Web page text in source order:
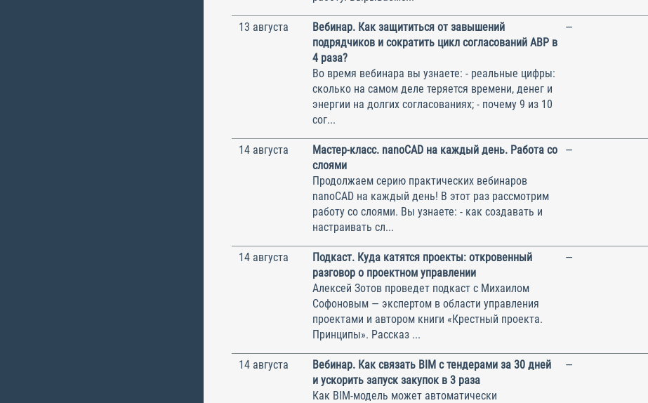
13 августа
Вебинар. Как защититься от завышений
подрядчиков и сократить цикл согласований АВР в
4 раза?
Во время вебинара вы узнаете: - реальные цифры:
сколько на самом деле теряется времени, денег и
энергии на долгих согласованиях; - почему 9 из 10
сог...
—
14 августа
Мастер-класс. nanoCAD на каждый день. Работа со
слоями
Продолжаем серию практических вебинаров
nanoCAD на каждый день! В этот раз рассмотрим
работу со слоями. Вы узнаете: - как создавать и
настраивать сл...
—
14 августа
Подкаст. Куда катятся проекты: откровенный
разговор о проектном управлении
Алексей Зотов проведет подкаст с Михаилом
Софоновым — экспертом в области управления
проектами и автором книги «Крестный проекта.
Принципы». Рассказ ...
—
14 августа
Вебинар. Как связать BIM с тендерами за 30 дней
и ускорить запуск закупок в 3 раза
Как BIM-модель может автоматически
—